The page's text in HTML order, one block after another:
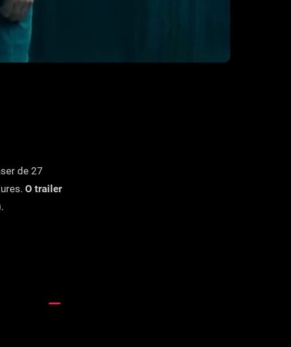
de 27
O trailer